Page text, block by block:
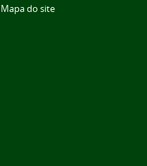
Mapa do site